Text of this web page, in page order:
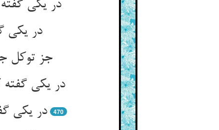
در یکی
در یکی گفته که واجب خدمت است ** ور نه اندیشه‌‌ی توکل تهمت است‌‌
در یکی گفته که امر و نهیهاست ** بهر کردن نیست شرح عجز ماست‌‌
470